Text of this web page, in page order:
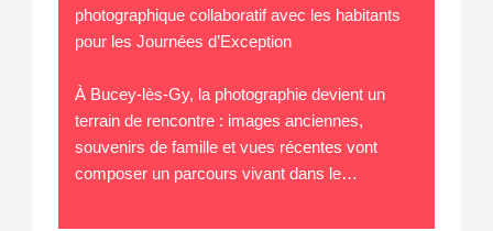
photographique collaboratif avec les habitants
pour les Journées d’Exception
À Bucey-lès-Gy, la photographie devient un
terrain de rencontre : images anciennes,
souvenirs de famille et vues récentes vont
composer un parcours vivant dans le…